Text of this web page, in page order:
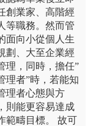
創業家、高階經
等職務。然而管
面向小從個人生
劃、大至企業經
理，同時，擔任”
理者”時，若能知
理者心態與方
則能更容易達成
範疇目標。 故可